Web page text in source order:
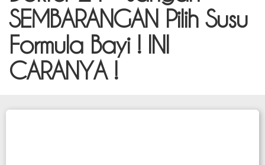
SEMBARANGAN Pilih Susu
Formula Bayi ! INI
CARANYA !